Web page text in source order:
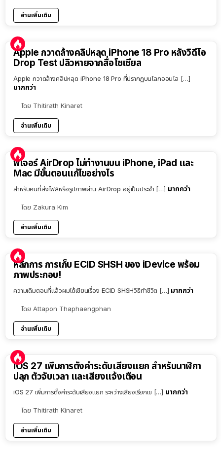
อ่านเพิ่มเติม
Apple กวาดล้างคลิปหลุด iPhone 18 Pro หลังวิดีโอ
Drop Test ปลิวหายจากสื่อโซเชียล
Apple กวาดล้างคลิปหลุด iPhone 18 Pro ที่ปรากฏบนโลกออนไล […]
มากกว่า
โดย Thitirath Kinaret
อ่านเพิ่มเติม
ฟีเจอร์ AirDrop ไม่ทำงานบน iPhone, iPad และ
Mac มีขั้นตอนแก้ไขอย่างไร
สำหรับคนที่ส่งไฟล์หรือรูปภาพผ่าน AirDrop อยู่เป็นประจำ […] มากกว่า
โดย Zakura Kim
อ่านเพิ่มเติม
หลักการ การเก็บ ECID SHSH ของ iDevice พร้อม
ภาพประกอบ!
ความเดิมตอนที่แล้วผมได้เขียนเรื่อง ECID SHSHวิธีทำชีวิต […] มากกว่า
โดย Attapon Thaphaengphan
อ่านเพิ่มเติม
iOS 27 เพิ่มการตั้งค่าระดับเสียงแยก สำหรับนาฬิกา
ปลุก ตัวจับเวลา และเสียงแจ้งเตือน
iOS 27 เพิ่มการตั้งค่าระดับเสียงแยก ระหว่างเสียงเรียกเข […] มากกว่า
โดย Thitirath Kinaret
อ่านเพิ่มเติม